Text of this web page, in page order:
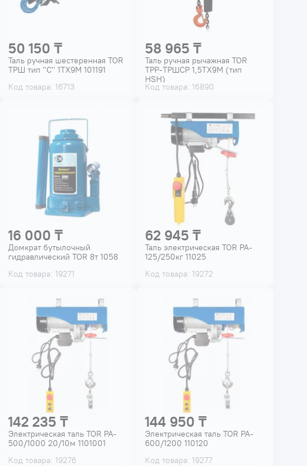
50 150 ₸
Таль ручная шестеренная TOR
ТРШ тип "С" 1ТХ9М 101191
Код товара: 16713
58 965 ₸
Таль ручная рычажная TOR
ТРР-ТРШСР 1,5ТХ9М (тип
HSH)
Код товара: 16890
16 000 ₸
Домкрат бутылочный
гидравлический TOR 8т 1058
Код товара: 19271
62 945 ₸
Таль электрическая TOR PA-
125/250кг 11025
Код товара: 19272
142 235 ₸
Электрическая таль TOR PA-
500/1000 20/10м 1101001
Код товара: 19276
144 950 ₸
Электрическая таль TOR PA-
600/1200 110120
Код товара: 19277